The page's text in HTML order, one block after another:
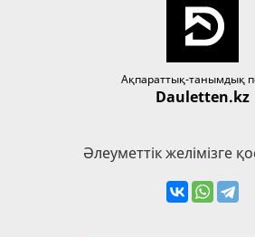
Ақпараттық-танымдық
Dauletten.kz
Әлеуметтік желімізге